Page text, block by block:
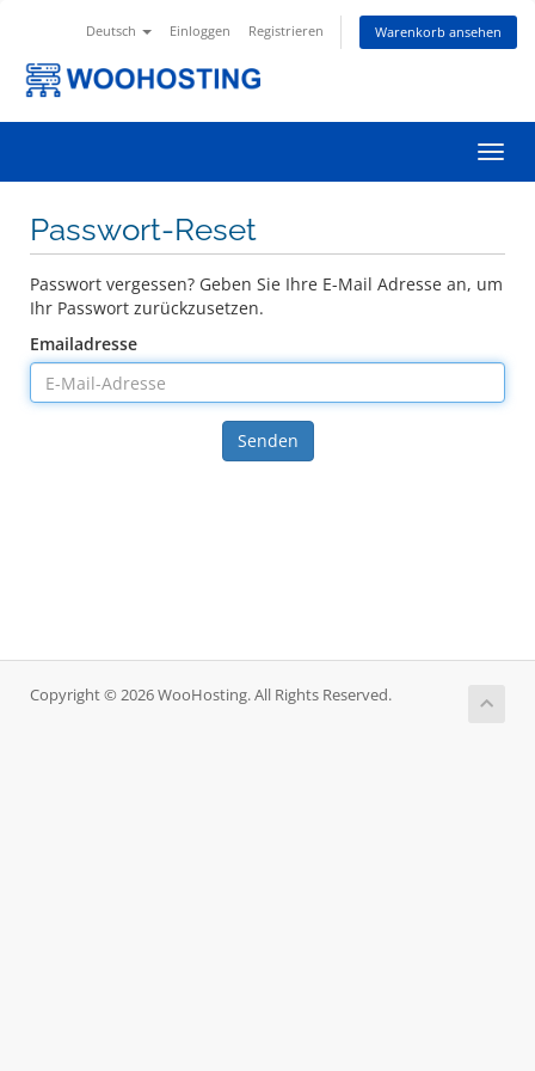
Deutsch Einloggen Registrieren Warenkorb ansehen
ein-/
Passwort-Reset
Passwort vergessen? Geben Sie Ihre E-Mail Adresse an, um
Ihr Passwort zurückzusetzen.
Emailadresse
Senden
Copyright © 2026 WooHosting. All Rights Reserved.